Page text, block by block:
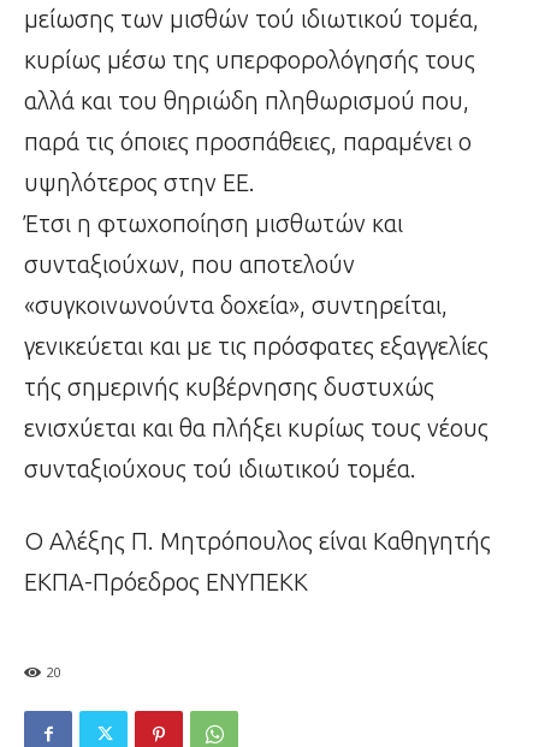
μείωσης των μισθών τού ιδιωτικού τομέα,
κυρίως μέσω της υπερφορολόγησής τους
αλλά και του θηριώδη πληθωρισμού που,
παρά τις όποιες προσπάθειες, παραμένει ο
υψηλότερος στην ΕΕ.
Έτσι η φτωχοποίηση μισθωτών και
συνταξιούχων, που αποτελούν
«συγκοινωνούντα δοχεία», συντηρείται,
γενικεύεται και με τις πρόσφατες εξαγγελίες
τής σημερινής κυβέρνησης δυστυχώς
ενισχύεται και θα πλήξει κυρίως τους νέους
συνταξιούχους τού ιδιωτικού τομέα.
Ο Αλέξης Π. Μητρόπουλος είναι Καθηγητής
ΕΚΠΑ-Πρόεδρος ΕΝΥΠΕΚΚ
20